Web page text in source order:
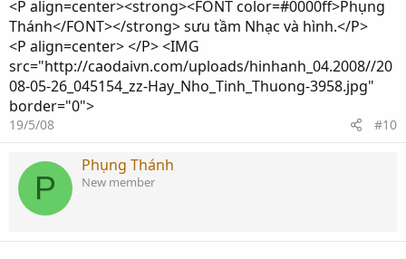
<P align=center><strong><FONT color=#0000ff>Phụng
Thánh</FONT></strong> sưu tầm Nhạc và hình.</P>
<P align=center> </P> <IMG
src="http://caodaivn.com/uploads/hinhanh_04.2008//20
08-05-26_045154_zz-Hay_Nho_Tinh_Thuong-3958.jpg"
border="0">
19/5/08 #10
P
Phụng Thánh
New member